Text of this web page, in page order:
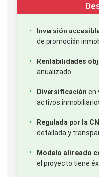
Inversión
de promoción
Rentabilidades
anualizado.
Diversificación en
activos
Regulada por la
detallada y
Modelo alineado
el proyecto tiene